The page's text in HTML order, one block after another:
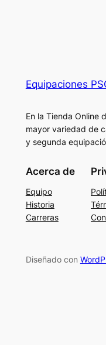
Equipaciones
En la Tienda Online
mayor variedad de
y segunda
Acerca de
Equipo
Historia
Carreras
Diseñado con